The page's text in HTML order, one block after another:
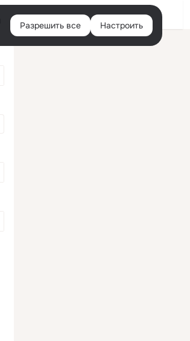
Войти
Разрешить все Настроить